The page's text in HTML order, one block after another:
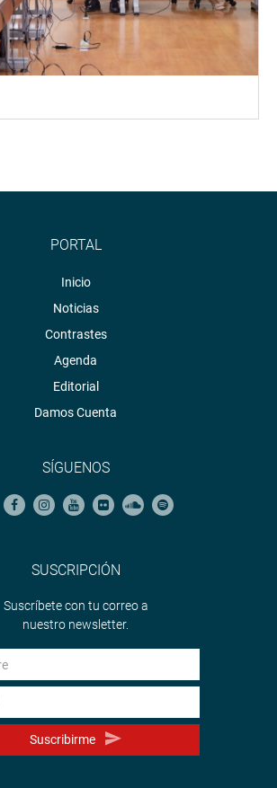
PORTAL
Inicio
Noticias
Contrastes
Agenda
Editorial
Damos Cuenta
SÍGUENOS
SUSCRIPCIÓN
Suscríbete con tu correo a
nuestro newsletter.
Suscribirme